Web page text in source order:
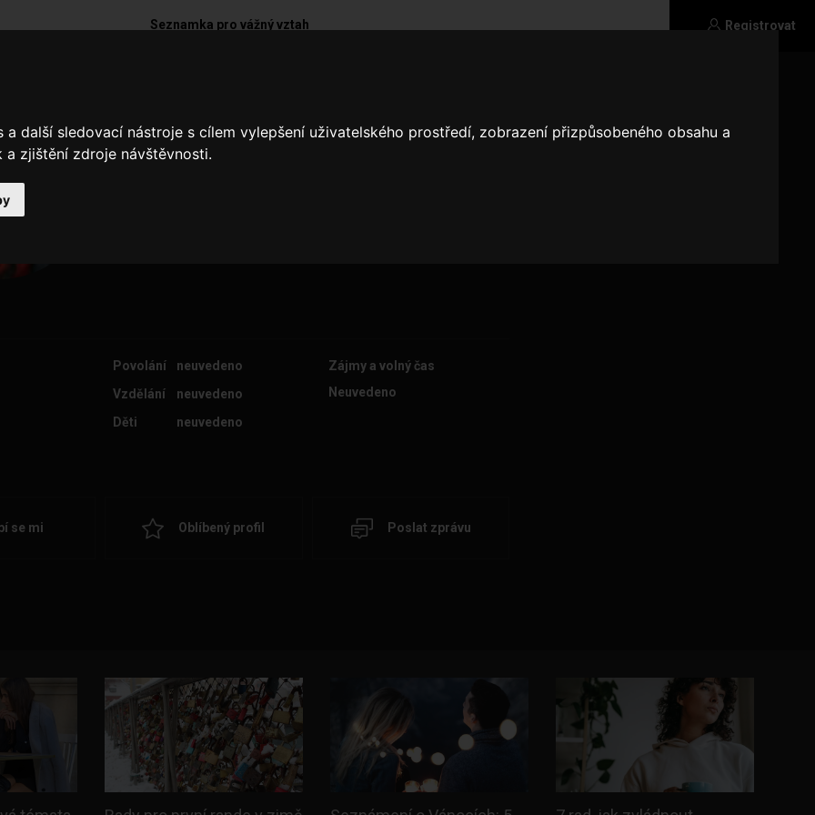
další sledovací nástroje s cílem vylepšení uživatelského prostředí, zobrazení přizpůsobeného obsahu a
zjištění zdroje návštěvnosti.
Registrovat
Seznamka pro vážný vztah
.
Povolání
neuvedeno
Vzdělání
neuvedeno
Děti
neuvedeno
Zájmy a volný čas
Neuvedeno
se mi Oblíbený profil Poslat zprávu